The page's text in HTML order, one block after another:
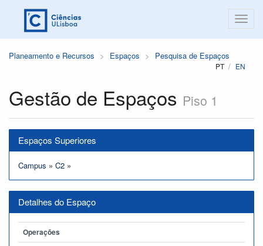
Planeamento e Recursos Espaços Pesquisa de Espaços
PT EN
Gestão de Espaços Piso 1
Espaços Superiores
Campus » C2 »
Detalhes do Espaço
Operações